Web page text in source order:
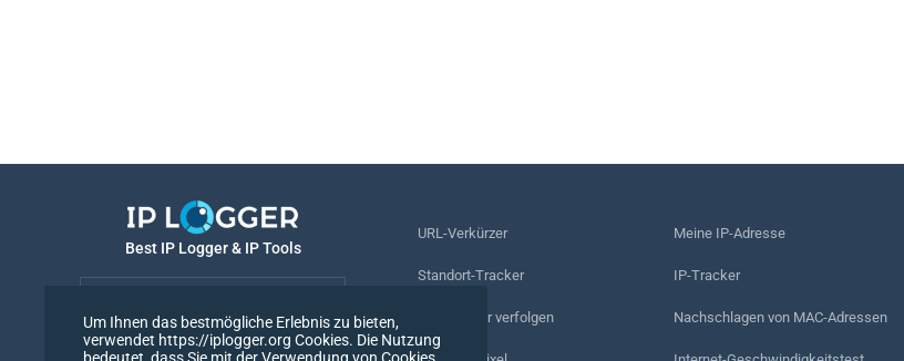
Best IP Logger & IP Tools
Deutsch
URL-Verkürzer
Standort-Tracker
Rufnummer verfolgen
Meine IP-Adresse
IP-Tracker
Nachschlagen von MAC-Adressen
Um Ihnen das bestmögliche Erlebnis zu bieten,
verwendet https://iplogger.org Cookies. Die Nutzung